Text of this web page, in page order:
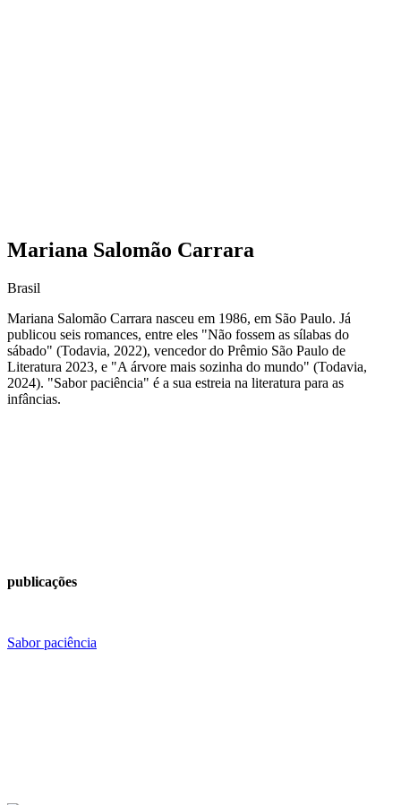
Mariana Salomão Carrara
Brasil
Mariana Salomão Carrara nasceu em 1986, em São Paulo. Já
publicou seis romances, entre eles "Não fossem as sílabas do
sábado" (Todavia, 2022), vencedor do Prêmio São Paulo de
Literatura 2023, e "A árvore mais sozinha do mundo" (Todavia,
2024). "Sabor paciência" é a sua estreia na literatura para as
infâncias.
publicações
Sabor paciência